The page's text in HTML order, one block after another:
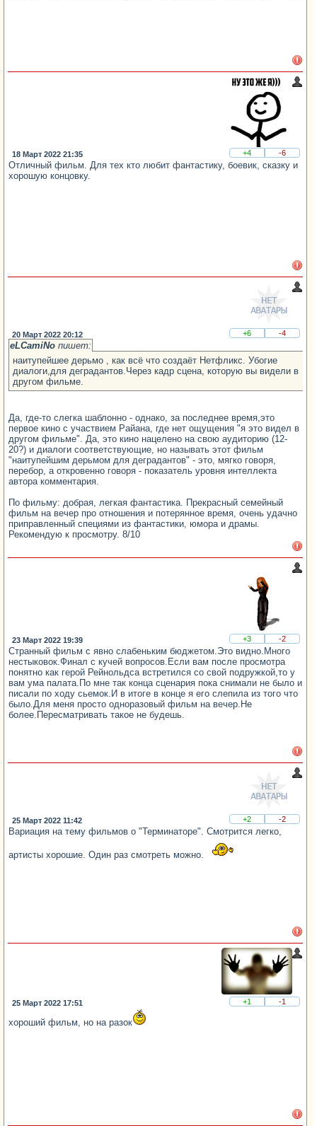
18 Март 2022 21:35 +4 -6
Отличный фильм. Для тех кто любит фантастику, боевик, сказку и
хорошую концовку.
20 Март 2022 20:12 +6 -4
eLCamiNo пишет:
наитупейшее дерьмо , как всё что создаёт Нетфликс. Убогие
диалоги,для деградантов.Через кадр сцена, которую вы видели в
другом фильме.
Да, где-то слегка шаблонно - однако, за последнее время,это
первое кино с участвием Райана, где нет ощущения "я это видел в
другом фильме". Да, это кино нацелено на свою аудиторию (12-
20?) и диалоги соответствующие, но называть этот фильм
"наитупейшим дерьмом для деградантов" - это, мягко говоря,
перебор, а откровенно говоря - показатель уровня интеллекта
автора комментария.
По фильму: добрая, легкая фантастика. Прекрасный семейный
фильм на вечер про отношения и потерянное время, очень удачно
приправленный специями из фантастики, юмора и драмы.
Рекомендую к просмотру. 8/10
23 Март 2022 19:39 +3 -2
Странный фильм с явно слабеньким бюджетом.Это видно.Много
нестыковок.Финал с кучей вопросов.Если вам после просмотра
понятно как герой Рейнольдса встретился со свой подружкой,то у
вам ума палата.По мне так конца сценария пока снимали не было и
писали по ходу сьемок.И в итоге в конце я его слепила из того что
было.Для меня просто одноразовый фильм на вечер.Не
более.Пересматривать такое не будешь.
25 Март 2022 11:42 +2 -2
Вариация на тему фильмов о "Терминаторе". Смотрится легко,
артисты хорошие. Один раз смотреть можно.
25 Март 2022 17:51 +1 -1
хороший фильм, но на разок